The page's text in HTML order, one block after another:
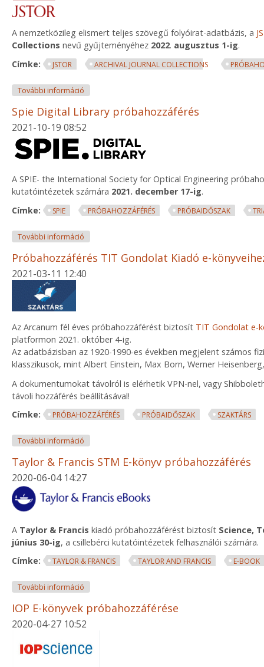
A nemzetközileg elismert teljes szövegű folyóirat-adatbázis, a
Collections nevű gyűjteményéhez 2022. augusztus 1-ig.
Címke:
JSTOR ARCHIVAL JOURNAL COLLECTIONS
További információ
Spie Digital Library próbahozzáférés
2021-10-19 08:52
A SPIE- the International Society for Optical Engineering
kutatóintézetek számára 2021. december 17-ig.
Címke:
SPIE PRÓBAHOZZÁFÉRÉS PRÓBAIDŐSZAK
További információ
Próbahozzáférés TIT Gondolat Kiadó e-
2021-03-11 12:40
Az Arcanum fél éves próbahozzáférést biztosít TIT Gondolat e-
platformon 2021. október 4-ig.
Az adatbázisban az 1920-1990-es években megjelent számos
klasszikusok, mint Albert Einstein, Max Born, Werner
A dokumentumokat távolról is elérhetik VPN-nel, vagy
távoli hozzáférés beállításával!
Címke:
PRÓBAHOZZÁFÉRÉS PRÓBAIDŐSZAK SZAKTÁRS
További információ
Taylor & Francis STM E-könyv próbahozzáférés
2020-06-04 14:27
A Taylor & Francis kiadó próbahozzáférést biztosít Science,
június 30-ig, a csillebérci kutatóintézetek felhasználói számára.
Címke:
TAYLOR & FRANCIS TAYLOR AND FRANCIS E-BOOK
További információ
IOP E-könyvek próbahozzáférése
2020-04-27 10:52